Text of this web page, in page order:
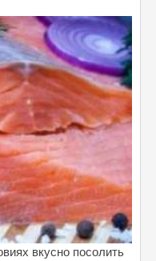
вкусно посолить